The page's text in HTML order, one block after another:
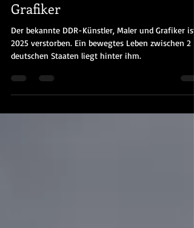
Christian Schütz - Maler und
Grafiker
Der bekannte DDR-Künstler, Maler und Grafiker ist
2025 verstorben. Ein bewegtes Leben zwischen 2
deutschen Staaten liegt hinter ihm.